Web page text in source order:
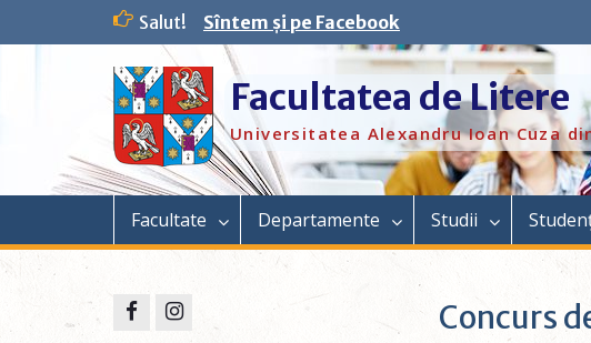
Salut! Sîntem și pe Facebook
Facultatea de Litere
Universitatea Alexandru Ioan Cuza
Facultate Departamente Studii
Concurs